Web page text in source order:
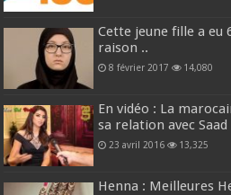
Cette jeune fille a eu
raison ..
8 février 2017 14,080
En vidéo : La
sa relation avec
23 avril 2016 13,325
Henna : Meilleures